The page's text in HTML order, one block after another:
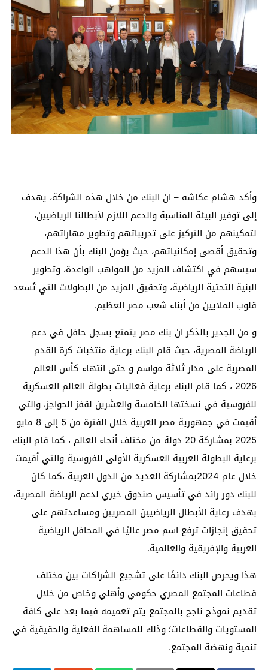
وأكد هشام عكاشه – ان البنك من خلال هذه الشراكة، يهدف
إلى توفير البيئة المناسبة والدعم اللازم لأبطالنا الرياضيين،
لتمكينهم من التركيز على تدريباتهم وتطوير مهاراتهم،
وتحقيق أقصى إمكانياتهم، حيث يؤمن البنك بأن هذا الدعم
سيسهم في اكتشاف المزيد من المواهب الواعدة، وتطوير
البنية التحتية الرياضية، وتحقيق المزيد من البطولات التي تُسعد
قلوب الملايين من أبناء شعب مصر العظيم.
و من الجدير بالذكر ان بنك مصر يتمتع بسجل حافل في دعم
الرياضة المصرية، حيث قام البنك برعاية منتخبات كرة القدم
المصرية على مدار ثلاثة مواسم و حتى انتهاء كأس العالم
2026 ، كما قام البنك برعاية فعاليات بطولة العالم العسكرية
للفروسية في نسختها الخامسة والعشرين لقفز الحواجز، والتي
أقيمت في جمهورية مصر العربية خلال الفترة من 5 إلى 8 مايو
2025 بمشاركة 20 دولة من مختلف أنحاء العالم ، كما قام البنك
برعاية البطولة العربية العسكرية الأولى للفروسية والتي أقيمت
خلال عام 2024بمشاركة العديد من الدول العربية ،كما كان
للبنك دور رائد في تأسيس صندوق خيري لدعم الرياضة المصرية،
بهدف رعاية الأبطال الرياضيين المصريين ومساعدتهم على
تحقيق إنجازات ترفع اسم مصر عاليًا في المحافل الرياضية
العربية والإفريقية والعالمية.
هذا ويحرص البنك دائمًا على تشجيع الشراكات بين مختلف
قطاعات المجتمع المصري حكومي وأهلي وخاص من خلال
تقديم نموذج ناجح بالمجتمع يتم تعميمه فيما بعد على كافة
المستويات والقطاعات؛ وذلك للمساهمة الفعلية والحقيقية في
تنمية ونهضة المجتمع.